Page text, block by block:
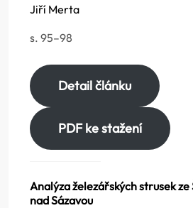
Jiří Merta
s. 95–98
Detail článku
PDF ke stažení
Analýza železářských strusek
nad Sázavou